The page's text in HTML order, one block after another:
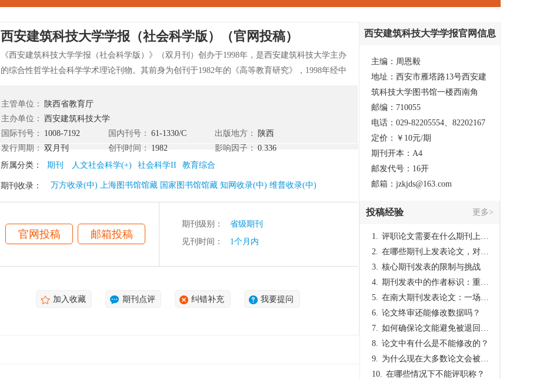
西安建筑科技大学学报（社会科学版）（官网投稿）
《西安建筑科技大学学报（社会科学版）》（双月刊）创办于1998年，是西安建筑科技大学主办
的综合性哲学社会科学学术理论刊物。其前身为创刊于1982年的《高等教育研究》，1998年经中
理论研究、哲学与科学技术、经济学、管理学、历史学、地理学、法学论坛、社会学。
主管单位：
陕西省教育厅
主办单位： 西安建筑科技大学
国际刊号：
1008-7192 国内刊号： 61-1330/C 出版地方：
陕西
发行周期： 双月刊 创刊时间： 1982 影响因子：
0.336
所属分类：
期刊 人文社会科学(+) 社会科学II 教育综合
期刊收录： 万方收录(中) 上海图书馆馆藏 国家图书馆馆藏 知网收录(中) 维普收录(中)
官网投稿 邮箱投稿
期刊级别：
省级期刊
见刊时间：
1个月内
加入收藏 期刊点评 纠错补充 我要提问
西安建筑科技大学学报官网信息
主编：周恩毅
地址：西安市雁塔路13号西安建
筑科技大学图书馆一楼西南角
邮编：710055
电话：029-82205554、82202167
定价：￥10元/期
期刊开本：A4
邮发代号：16开
邮箱：jzkjds@163.com
投稿经验 更多>
1. 评职论文需要在什么期刊上发表？
2. 在哪些期刊上发表论文，对考研有优势？
3. 核心期刊发表的限制与挑战
4. 期刊发表中的作者标识：重要性与实践
5. 在南大期刊发表论文：一场知识探索与学术成就的旅程
6. 论文终审还能修改数据吗？
7. 如何确保论文能避免被退回：关键条件与策略
8. 论文中有什么是不能修改的？
9. 为什么现在大多数论文会被评判为AI撰写？（深度剖析查重机制下的困境与出路）
10. 在哪些情况下不能评职称？